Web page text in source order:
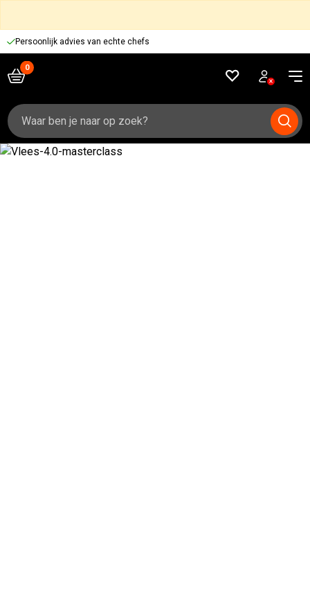
Persoonlijk advies van echte chefs
Zoeken
naar: